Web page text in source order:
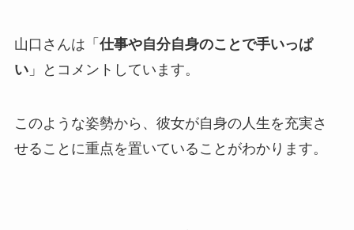
山口さんは「 仕事や自分自身のことで手いっぱ
い」とコメントしています。
このような姿勢から、彼女が自身の人生を充実さ
せることに重点を置いていることがわかります。